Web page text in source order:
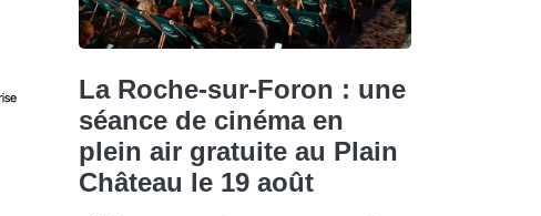
La Roche-sur-Foron : une
séance de cinéma en
plein air gratuite au Plain
Château le 19 août